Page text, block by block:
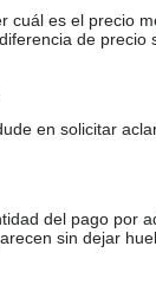
es el precio
de
en solicitar
del pago por
sin dejar